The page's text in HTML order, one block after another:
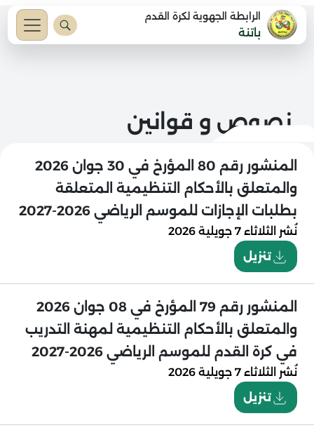
الرابطة الجهوية لكرة القدم
باتنة
نصوص و قوانين
المنشور رقم 80 المؤرخ في 30 جوان 2026
والمتعلق بالأحكام التنظيمية المتعلقة
بطلبات الإجازات للموسم الرياضي 2026-2027
نُشر
الثلاثاء 7 جويلية 2026
تنزيل
المنشور رقم 79 المؤرخ في 08 جوان 2026
والمتعلق بالأحكام التنظيمية لمهنة التدريب
في كرة القدم للموسم الرياضي 2026-2027
نُشر
الثلاثاء 7 جويلية 2026
تنزيل